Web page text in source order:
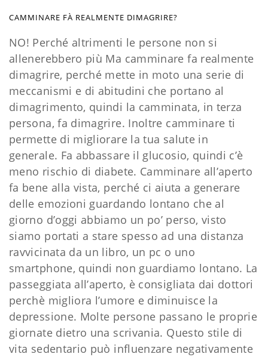
CAMMINARE FÀ REALMENTE DIMAGRIRE?
NO! Perché altrimenti le persone non si
allenerebbero più Ma camminare fa realmente
dimagrire, perché mette in moto una serie di
meccanismi e di abitudini che portano al
dimagrimento, quindi la camminata, in terza
persona, fa dimagrire. Inoltre camminare ti
permette di migliorare la tua salute in
generale. Fa abbassare il glucosio, quindi c’è
meno rischio di diabete. Camminare all’aperto
fa bene alla vista, perché ci aiuta a generare
delle emozioni guardando lontano che al
giorno d’oggi abbiamo un po’ perso, visto
siamo portati a stare spesso ad una distanza
ravvicinata da un libro, un pc o uno
smartphone, quindi non guardiamo lontano. La
passeggiata all’aperto, è consigliata dai dottori
perchè migliora l’umore e diminuisce la
depressione. Molte persone passano le proprie
giornate dietro una scrivania. Questo stile di
vita sedentario può influenzare negativamente